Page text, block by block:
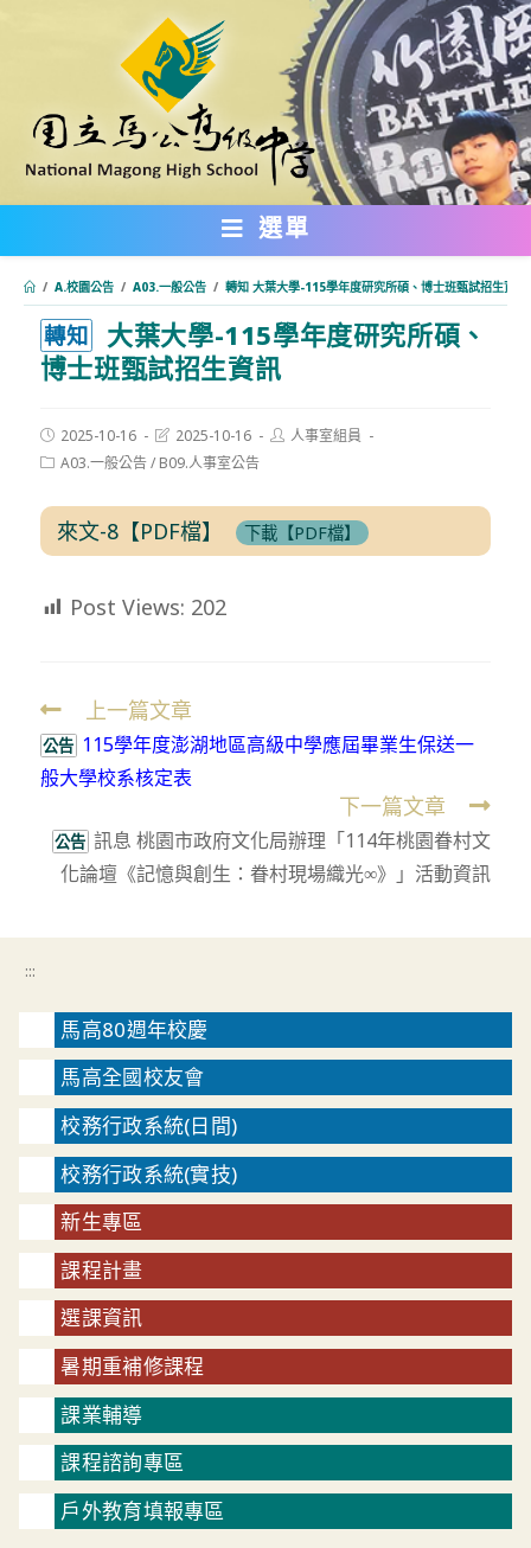
內
選單
/ A.校園公告 / A03.一般公告 / 轉知 大葉大學-115學年度研究所碩、博士班甄試招生資訊
轉知
大葉大學-115學年度研究所碩、
博士班甄試招生資訊
Post
published:
2025-10-16
Post
modified:
2025-10-16
Post人事室組員
PostA03.一般公告/ B09.人事室公告
來文-8【PDF檔】 下載【PDF檔】
Post Views: 202
Read
more
articles
上一篇文章
公告 115學年度澎湖地區高級中學應屆畢業生保送一
般大學校系核定表
下一篇文章
公告 訊息 桃園市政府文化局辦理「114年桃園眷村文
化論壇《記憶與創生：眷村現場織光∞》」活動資訊
:::
馬高80週年校慶
馬高全國校友會
校務行政系統(日間)
校務行政系統(實技)
新生專區
課程計畫
選課資訊
暑期重補修課程
課業輔導
課程諮詢專區
戶外教育填報專區